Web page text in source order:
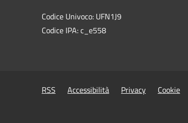
Codice Univoco: UFN1J9
Codice IPA: c_e558
RSS Accessibilità Privacy Cookie